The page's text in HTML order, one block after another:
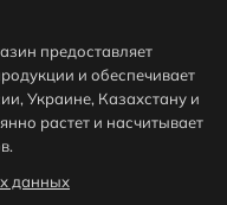
предоставляет
и обеспечивает
Украине, Казахстану и
растет и насчитывает
данных